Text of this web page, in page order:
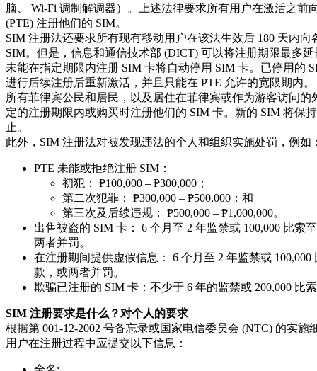
脑、 Wi-Fi 调制解调器）。上述法律要求所有用户在激活之前
(PTE) 注册他们的 SIM。
SIM 注册法还要求所有现有移动用户在该法生效后 180 天内向
SIM。但是，信息和通信技术部 (DICT) 可以将注册期限最多延
未能在指定期限内注册 SIM 卡将自动停用 SIM 卡。已停用的
进行后续注册后重新激活，并且只能在 PTE 允许的宽限期内。
所有菲律宾公民和居民，以及居住在菲律宾或作为游客访问的
定的注册期限内或购买时注册他们的 SIM 卡。新的 SIM 将保
止。
此外，SIM 注册法对被发现违法的个人和组织实施处罚，例如
PTE 未能或拒绝注册 SIM：
初犯： ₱100,000 – ₱300,000；
第二次犯罪： ₱300,000 – ₱500,000；和
第三次及后续违规： ₱500,000 – ₱1,000,000。
出售被盗的 SIM 卡： 6 个月至 2 年监禁或 100,000 比索
两者并罚。
在注册期间提供虚假信息： 6 个月至 2 年监禁或 100,000
款，或两者并罚。
欺骗已注册的 SIM 卡：不少于 6 年的监禁或 200,000 比
SIM 注册要求是什么？ 对个人的要求
根据第 001-12-2002 号备忘录或国家电信委员会 (NTC) 的实施
用户在注册过程中应提交以下信息：